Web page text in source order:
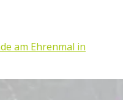
am Ehrenmal in